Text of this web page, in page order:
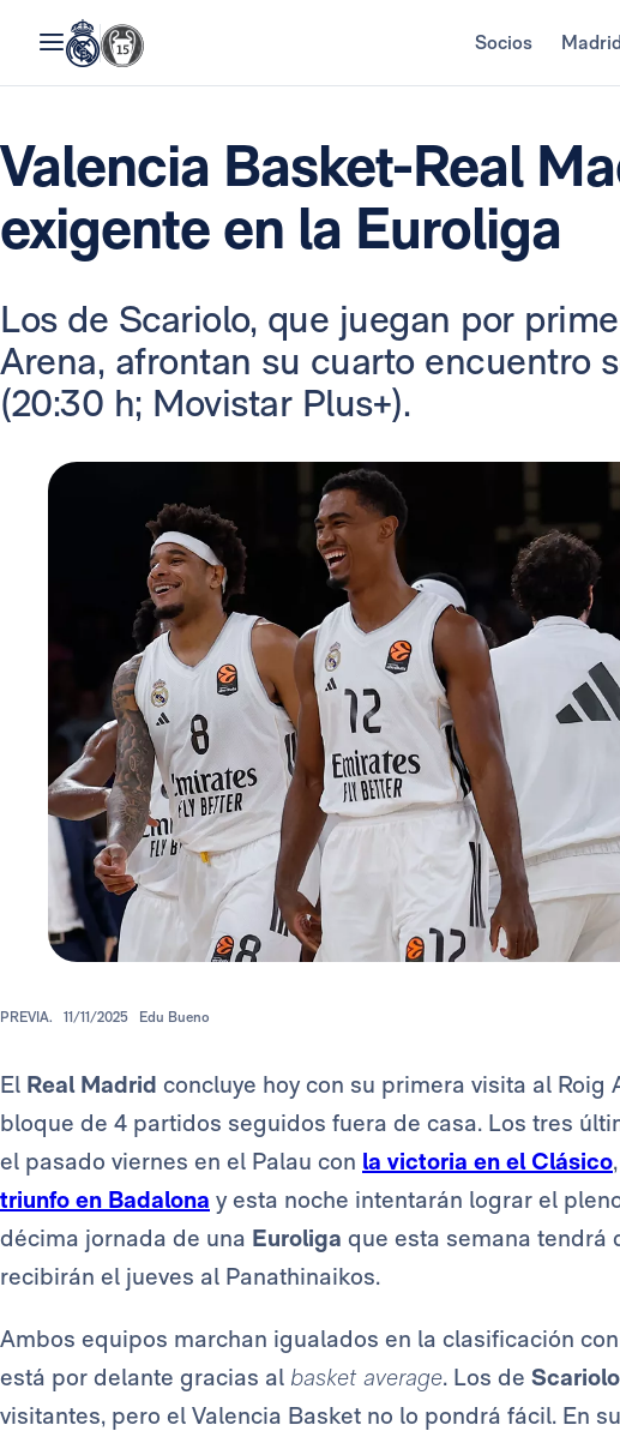
Socios
Valencia Basket-Real
exigente en la Euroliga
Los de Scariolo, que juegan por
Arena, afrontan su cuarto encuentro
(20:30 h; Movistar Plus+).
PREVIA. 11/11/2025 Edu Bueno
El Real Madrid concluye hoy con su primera visita al Roig
bloque de 4 partidos seguidos fuera de casa. Los tres
el pasado viernes en el Palau con la victoria en el Clásico
triunfo en Badalona y esta noche intentarán lograr el
décima jornada de una Euroliga que esta semana tendrá
recibirán el jueves al Panathinaikos.
Ambos equipos marchan igualados en la clasificación
está por delante gracias al basket average. Los de Scariolo
visitantes, pero el Valencia Basket no lo pondrá fácil. En